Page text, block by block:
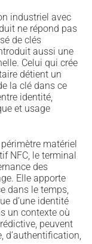
industriel avec
ne répond pas
de clés
aussi une
Celui qui crée
détient un
la clé dans ce
identité,
et usage
matériel
NFC, le terminal
des
Elle apporte
dans le temps,
d’une identité
un contexte où
peuvent
d’authentification,